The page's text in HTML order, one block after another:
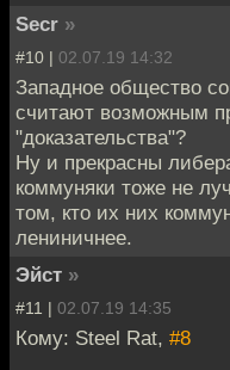
Secr »
#10 | 02.07.19 14:32
Западное общество
считают возможным
"доказательства"?
Ну и прекрасны
коммуняки тоже не
том, кто их них
лениничнее.
Эйст »
#11 | 02.07.19 14:35
Кому: Steel Rat, #8